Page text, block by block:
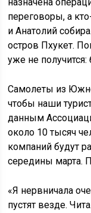
переговоры, а
и Анатолий
остров Пхукет.
уже не
Самолеты из
чтобы наши
данным
около 10 тысяч
компаний будут
середины марта.
«Я нервничала
пустят везде.